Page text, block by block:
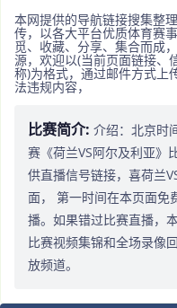
本网提供的导航链接搜集整
传，以各大平台优质体育赛
觅、收藏、分享、集合而成
源，欢迎以(当前页面链接、
称)为格式，通过邮件方式上
法违规内容，
比赛简介: 介绍：北京时
赛《荷兰VS阿尔及利亚》
供直播信号链接，喜荷兰
面， 第一时间在本页面免
播。如果错过比赛直播，
比赛视频集锦和全场录像
放频道。